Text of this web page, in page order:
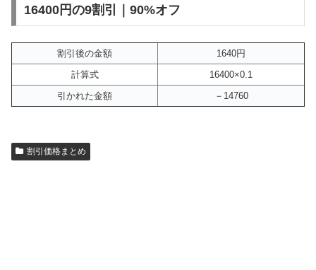
16400円の9割引｜90%オフ
割引後の金額
1640円
計算式
16400×0.1
引かれた金額
－14760
割引価格まとめ